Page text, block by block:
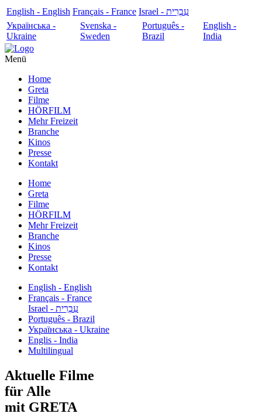
English - English Français - France
עִבְרִית - Israel
Українська -
Ukraine
Svenska -
Sweden
Português -
Brazil
English -
India
Menü
Home
Greta
Filme
HÖRFILM
Mehr Freizeit
Branche
Kinos
Presse
Kontakt
Home
Greta
Filme
HÖRFILM
Mehr Freizeit
Branche
Kinos
Presse
Kontakt
English - English
Français - France
עִבְרִית - Israel
Português - Brazil
Українська - Ukraine
Englis - India
Multilingual
Aktuelle Filme
für Alle
mit GRETA